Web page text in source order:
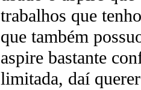
trabalhos que
que também
aspire bastante
limitada, daí